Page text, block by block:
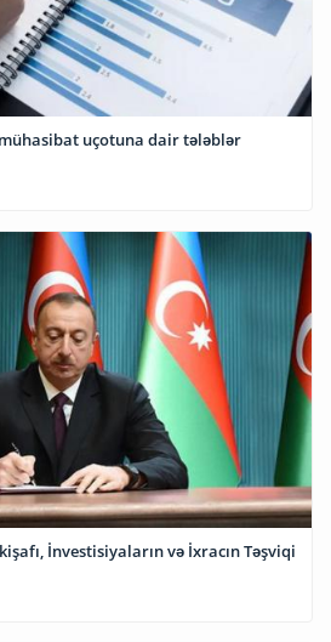
uçotuna dair tələblər
İnvestisiyaların və İxracın Təşviqi